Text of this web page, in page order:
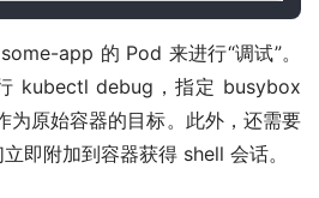
app 的 Pod 来进行“调试”。
kubectl debug，指定 busybox
为原始容器的目标。此外，还需要
即附加到容器获得 shell 会话。